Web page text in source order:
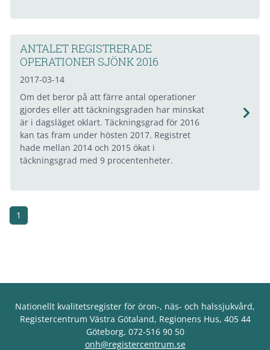
ANTALET REGISTRERADE
OPERATIONER SJÖNK 2016
2017-03-14
Om det beror på att färre antal operationer
gjordes eller att täckningsgraden har minskat
är i dagsläget oklart. Täckningsgrad för 2016
kan tas fram under hösten 2017. Registret
hade mellan 2014 och 2015 ökat i
täckningsgrad med 9 procentenheter.
1
Nationellt kvalitetsregister för öron-, näs- och halssjukvård,
Registercentrum Västra Götaland, Regionens Hus, 405 44
Göteborg, 072-516 90 50
onh@registercentrum.se